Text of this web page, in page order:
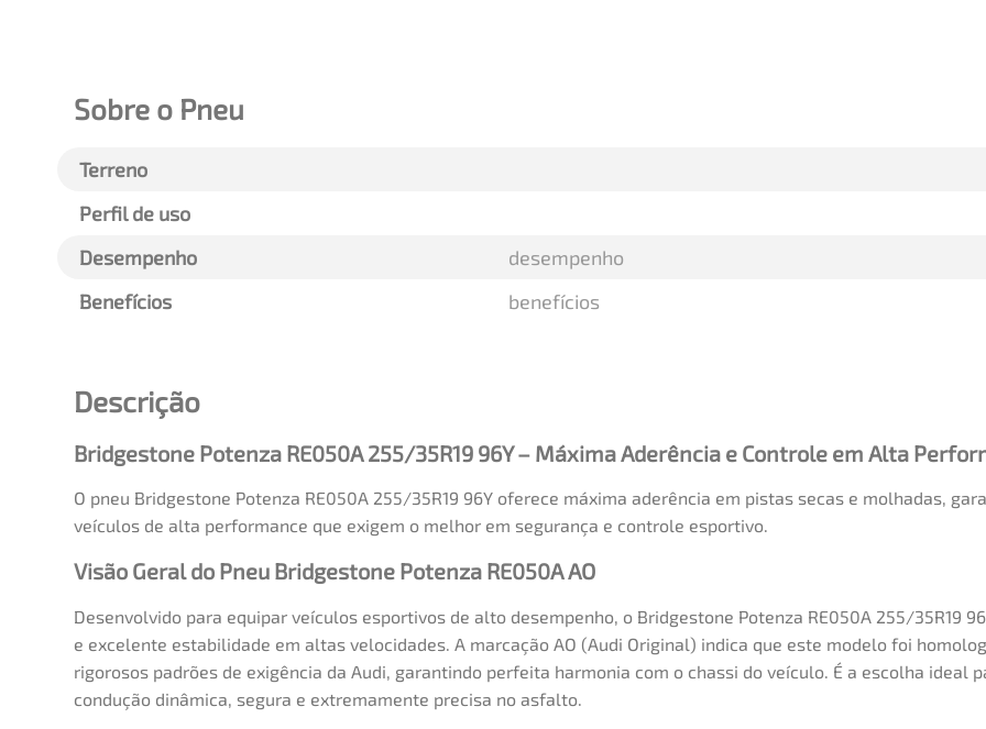
Sobre o Pneu
Terreno
Perfil de uso
Desempenho
desempenho
Benefícios
benefícios
Descrição
Bridgestone Potenza RE050A 255/35R19 96Y – Máxima Aderência e Controle em Alta
O pneu Bridgestone Potenza RE050A 255/35R19 96Y oferece máxima aderência em pistas secas e molhadas,
veículos de alta performance que exigem o melhor em segurança e controle esportivo.
Visão Geral do Pneu Bridgestone Potenza RE050A AO
Desenvolvido para equipar veículos esportivos de alto desempenho, o Bridgestone Potenza RE050A 255/35R19
e excelente estabilidade em altas velocidades. A marcação AO (Audi Original) indica que este modelo foi
rigorosos padrões de exigência da Audi, garantindo perfeita harmonia com o chassi do veículo. É a escolha ideal
condução dinâmica, segura e extremamente precisa no asfalto.